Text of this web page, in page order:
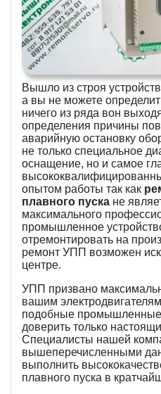
Вышло из строя
а вы не можете
ничего из ряда вон
определения причины
аварийную остановку
не только специальное
оснащение, но и самое
опытом работы так как
плавного пуска не
максимального
промышленное
отремонтировать на
ремонт УПП возможен
центре.
УПП призвано
вашим
подобные
доверить только
Специалисты нашей
вышеперечисленными
выполнить
плавного пуска в